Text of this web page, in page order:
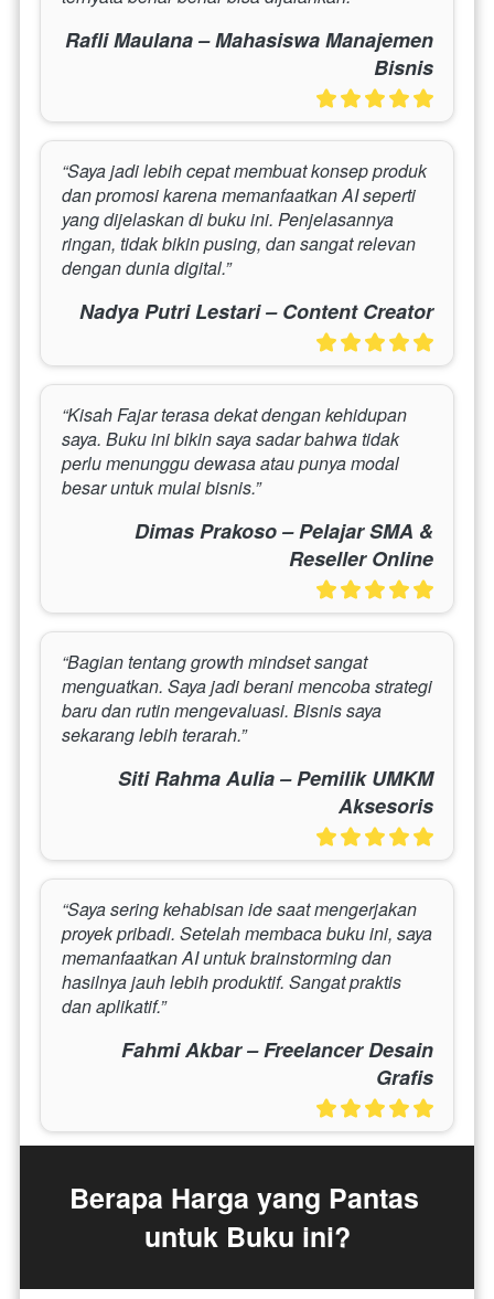
Rafli Maulana – Mahasiswa Manajemen
Bisnis
“Saya jadi lebih cepat membuat konsep produk
dan promosi karena memanfaatkan AI seperti
yang dijelaskan di buku ini. Penjelasannya
ringan, tidak bikin pusing, dan sangat relevan
dengan dunia digital.”
Nadya Putri Lestari – Content Creator
“Kisah Fajar terasa dekat dengan kehidupan
saya. Buku ini bikin saya sadar bahwa tidak
perlu menunggu dewasa atau punya modal
besar untuk mulai bisnis.”
Dimas Prakoso – Pelajar SMA &
Reseller Online
“Bagian tentang growth mindset sangat
menguatkan. Saya jadi berani mencoba strategi
baru dan rutin mengevaluasi. Bisnis saya
sekarang lebih terarah.”
Siti Rahma Aulia – Pemilik UMKM
Aksesoris
“Saya sering kehabisan ide saat mengerjakan
proyek pribadi. Setelah membaca buku ini, saya
memanfaatkan AI untuk brainstorming dan
hasilnya jauh lebih produktif. Sangat praktis
dan aplikatif.”
Fahmi Akbar – Freelancer Desain
Grafis
Berapa Harga yang Pantas
untuk Buku ini?